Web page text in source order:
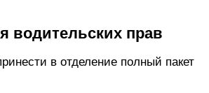
водительских прав
в отделение полный пакет